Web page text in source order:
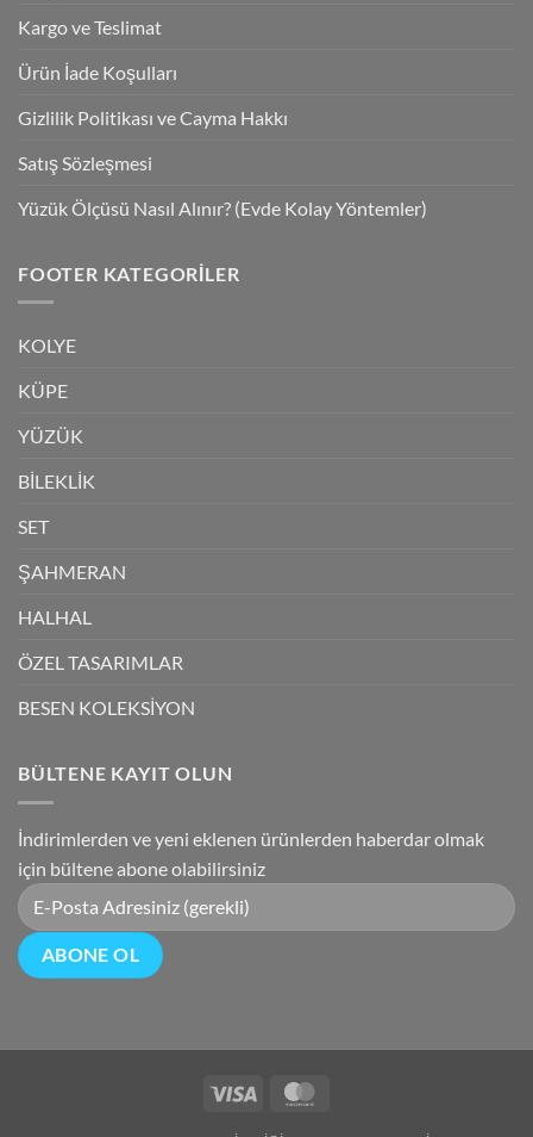
Kargo ve Teslimat
Ürün İade Koşulları
Gizlilik Politikası ve Cayma Hakkı
Satış Sözleşmesi
Yüzük Ölçüsü Nasıl Alınır? (Evde Kolay Yöntemler)
FOOTER KATEGORILER
KOLYE
KÜPE
YÜZÜK
BİLEKLİK
SET
ŞAHMERAN
HALHAL
ÖZEL TASARIMLAR
BESEN KOLEKSİYON
BÜLTENE KAYIT OLUN
İndirimlerden ve yeni eklenen ürünlerden haberdar olmak
için bültene abone olabilirsiniz
Visa